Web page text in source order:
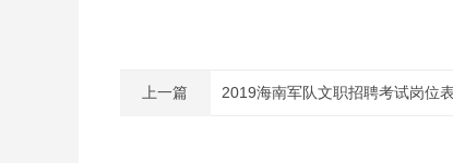
上一篇 2019海南军队文职招聘考试岗位表